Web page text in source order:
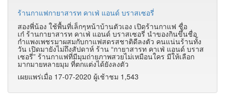
ร้านกาแฟกายาสารท คาเฟ่ แอนด์ บราสเซอรี่
สองพี่น้อง ใช้พื้นที่เล็กๆหน้าบ้านตัวเอง เปิดร้านกาแฟ ชื่อ
เก๋ ร้านกายาสารท คาเฟ่ แอนด์ บราสเซอรี่ นำของกินขึ้นชื่อ
กำแพงเพชรมาผสมกับกาแฟสดรสชาติดีลงตัว คนแน่นร้านทั้ง
วัน เปิดมายังไม่ถึงสัปดาห์ ร้าน “กายาสารท คาเฟ่ แอนด์ บราส
เซอรี่” ร้านกาแฟที่มีมุมถ่ายภาพสวยไม่เหมือนใคร มีให้เลือก
มากมายหลายมุม ที่ตกแต่งได้ยังลงตัว
เผยแพร่เมื่อ 17-07-2020 ผู้เช้าชม 1,543